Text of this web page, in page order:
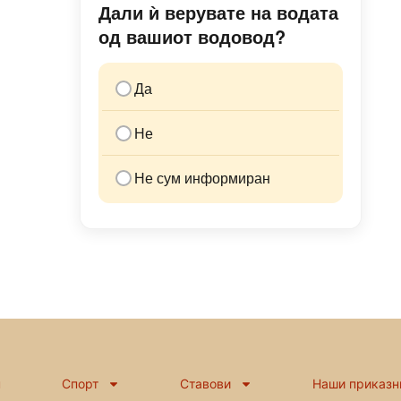
Дали ѝ верувате на водата
од вашиот водовод?
Да
Не
Не сум информиран
Спорт Ставови Наши